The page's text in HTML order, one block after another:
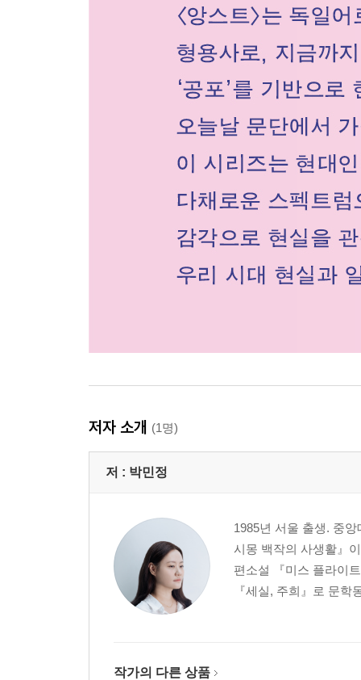
저자 소개 (1명)
저 : 박민정
1985년 서울 출생. 중
시몽 백작의 사생활』
편소설 『미스 플라이
『세실, 주희』로 문
작가의 다른 상품